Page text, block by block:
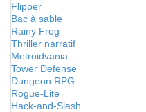
Flipper
Bac à sable
Rainy Frog
Thriller narratif
Metroidvania
Tower Defense
Dungeon RPG
Rogue-Lite
Hack-and-Slash